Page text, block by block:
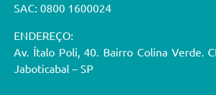
SAC: 0800 1600024
ENDEREÇO:
Av. Ítalo Poli, 40. Bairro Colina Verde.
Jaboticabal – SP